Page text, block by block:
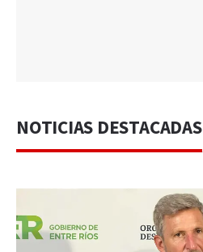
NOTICIAS DESTACADAS